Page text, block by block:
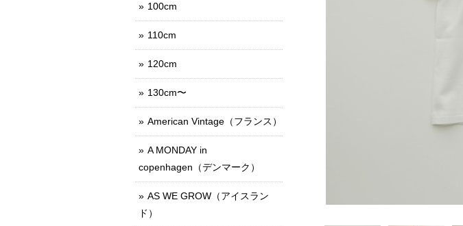
100cm
110cm
120cm
130cm〜
American Vintage（フランス）
A MONDAY in
copenhagen（デンマーク）
AS WE GROW（アイスラン
ド）